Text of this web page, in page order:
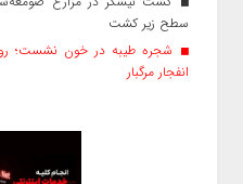
سطح زیر کشت
شجره طیبه در خون نشست؛
انفجار مرگبار